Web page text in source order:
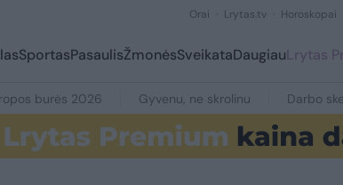
Orai Lrytas.tv Horoskopai
SportasPasaulisŽmonėsSveikataDaugiauLrytas
burės 2026 Gyvenu, ne skrolinu Darbo